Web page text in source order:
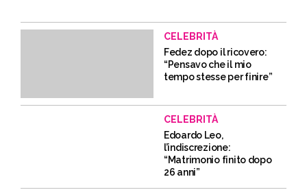
CELEBRITÀ
Fedez dopo il ricovero:
“Pensavo che il mio
tempo stesse per finire”
CELEBRITÀ
Edoardo Leo,
l’indiscrezione:
“Matrimonio finito dopo
26 anni”